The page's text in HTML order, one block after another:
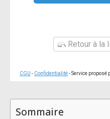
Retour à la
CGU - Confidentialité- Service proposé
Sommaire